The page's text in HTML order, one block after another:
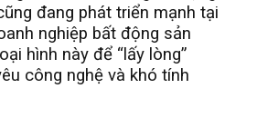
đang phát triển mạnh tại
nghiệp bất động sản
hình này để “lấy lòng”
công nghệ và khó tính